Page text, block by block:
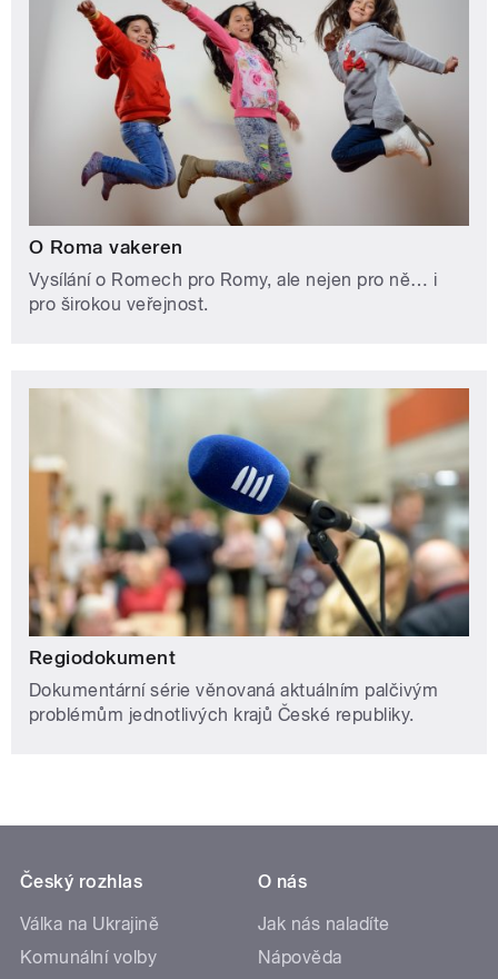
O Roma vakeren
Vysílání o Romech pro Romy, ale nejen pro ně… i
pro širokou veřejnost.
Regiodokument
Dokumentární série věnovaná aktuálním palčivým
problémům jednotlivých krajů České republiky.
Český rozhlas
Válka na Ukrajině
Komunální volby
O nás
Jak nás naladíte
Nápověda